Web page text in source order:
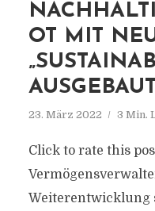
OT MIT
AUSGEBAUT
23. März 2022 3 Min.
Click to rate this
Weiterentwicklung